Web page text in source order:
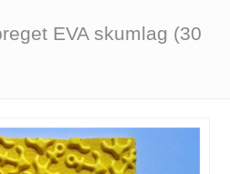
EVA skumlag (30